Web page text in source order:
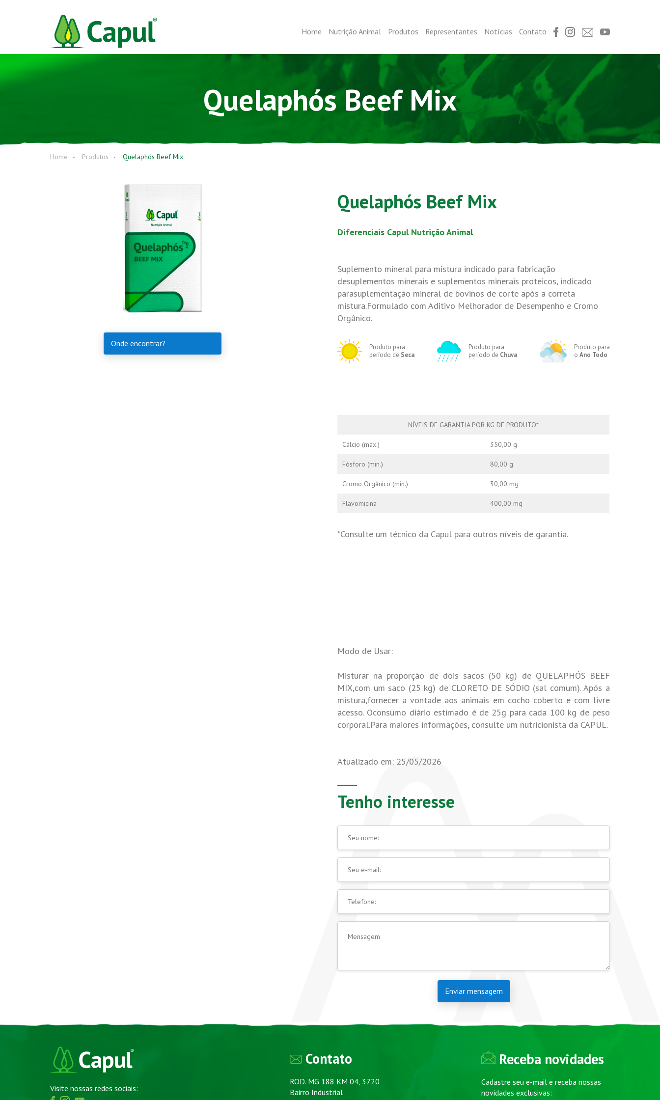
Home Nutrição Animal Produtos Representantes Notícias Contato
Quelaphós Beef Mix
Home Produtos Quelaphós Beef Mix
Onde encontrar?
Quelaphós Beef Mix
Diferenciais Capul Nutrição Animal
Suplemento mineral para mistura indicado para fabricação
desuplementos minerais e suplementos minerais proteicos, indicado
parasuplementação mineral de bovinos de corte após a correta
mistura.Formulado com Aditivo Melhorador de Desempenho e Cromo
Orgânico.
Produto para
período de Seca
Produto para
período de Chuva
Produto para
o Ano Todo
NÍVEIS DE GARANTIA POR KG DE PRODUTO*
Cálcio (máx.) 350,00 g
Fósforo (min.) 80,00 g
Cromo Orgânico (min.) 30,00 mg
Flavomicina 400,00 mg
*Consulte um técnico da Capul para outros níveis de garantia.
Modo de Usar:
Misturar na proporção de dois sacos (50 kg) de QUELAPHÓS BEEF
MIX,com um saco (25 kg) de CLORETO DE SÓDIO (sal comum). Após a
mistura,fornecer a vontade aos animais em cocho coberto e com livre
acesso. Oconsumo diário estimado é de 25g para cada 100 kg de peso
corporal.Para maiores informações, consulte um nutricionista da CAPUL.
Atualizado em: 25/05/2026
Tenho interesse
Enviar mensagem
Visite nossas redes sociais:
Contato
ROD. MG 188 KM 04, 3720
Bairro Industrial
Receba novidades
Cadastre seu e-mail e receba nossas
novidades exclusivas: